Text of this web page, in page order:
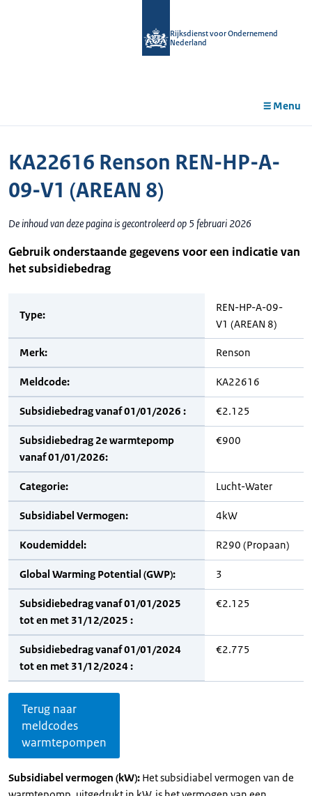
Rijksdienst voor Ondernemend
Nederland
Menu
KA22616 Renson REN-HP-A-
09-V1 (AREAN 8)
De inhoud van deze pagina is gecontroleerd op 5 februari 2026
Gebruik onderstaande gegevens voor een indicatie van
het subsidiebedrag
Type:
REN-HP-A-09-
V1 (AREAN 8)
Merk: Renson
Meldcode: KA22616
Subsidiebedrag vanaf 01/01/2026 : €2.125
Subsidiebedrag 2e warmtepomp
vanaf 01/01/2026:
€900
Categorie: Lucht-Water
Subsidiabel Vermogen: 4kW
Koudemiddel: R290 (Propaan)
Global Warming Potential (GWP): 3
Subsidiebedrag vanaf 01/01/2025
tot en met 31/12/2025 :
€2.125
Subsidiebedrag vanaf 01/01/2024
tot en met 31/12/2024 :
€2.775
Terug naar
meldcodes
warmtepompen
Subsidiabel vermogen (kW): Het subsidiabel vermogen van de